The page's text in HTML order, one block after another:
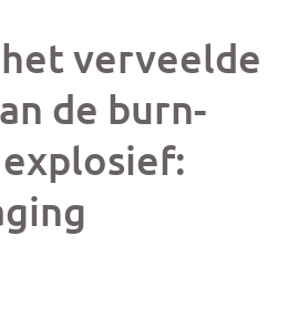
bericht
op op
verveelde
de burn-